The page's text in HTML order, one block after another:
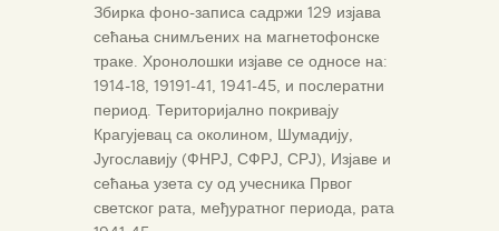
Збирка фоно-записа садржи 129 изјава
сећања снимљених на магнетофонске
траке. Хронолошки изјаве се односе на:
1914-18, 19191-41, 1941-45, и послератни
период. Територијално покривају
Крагујевац са околином, Шумадију,
Југославију (ФНРЈ, СФРЈ, СРЈ), Изјаве и
сећања узета су од учесника Првог
светског рата, међуратног периода, рата